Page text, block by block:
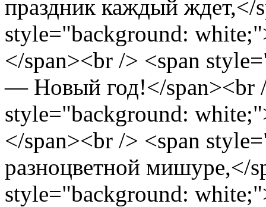
праздник каждый ждет,</
style="background:
</span><br /> <span
— Новый год!</span><br
style="background:
</span><br /> <span
разноцветной мишуре,</
style="background: